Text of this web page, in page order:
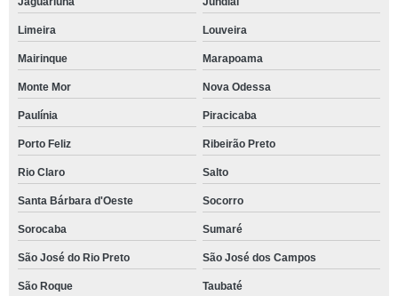
Limeira Louveira
Mairinque Marapoama
Monte Mor Nova Odessa
Paulínia Piracicaba
Porto Feliz Ribeirão Preto
Rio Claro Salto
Santa Bárbara d'Oeste Socorro
Sorocaba Sumaré
São José do Rio Preto São José dos Campos
São Roque Taubaté